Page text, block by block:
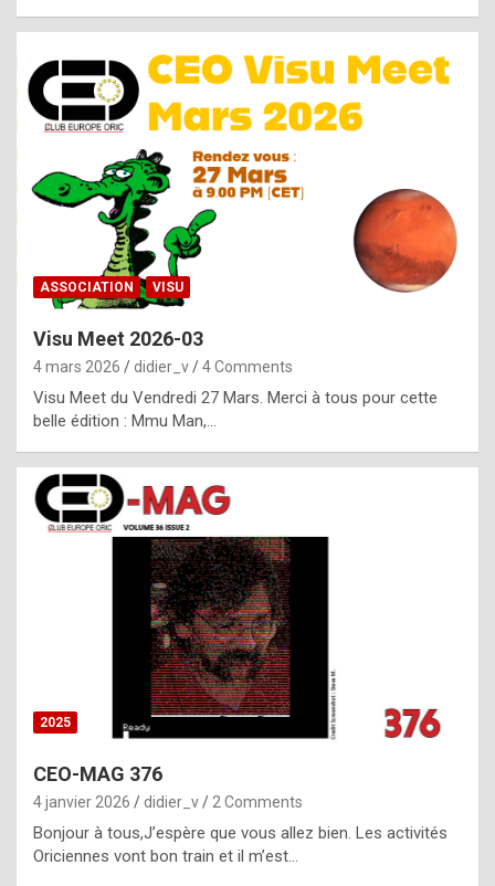
u
i
n
e
R
o
p
l
c
h
i
s
t
o
r
p
e
c
ASSOCIATION VISU
Visu Meet 2026-03
4 mars 2026 didier_v 4 Comments
Visu Meet du Vendredi 27 Mars. Merci à tous pour cette
belle édition : Mmu Man,…
2025
CEO-MAG 376
4 janvier 2026 didier_v 2 Comments
Bonjour à tous,J’espère que vous allez bien. Les activités
Oriciennes vont bon train et il m’est…